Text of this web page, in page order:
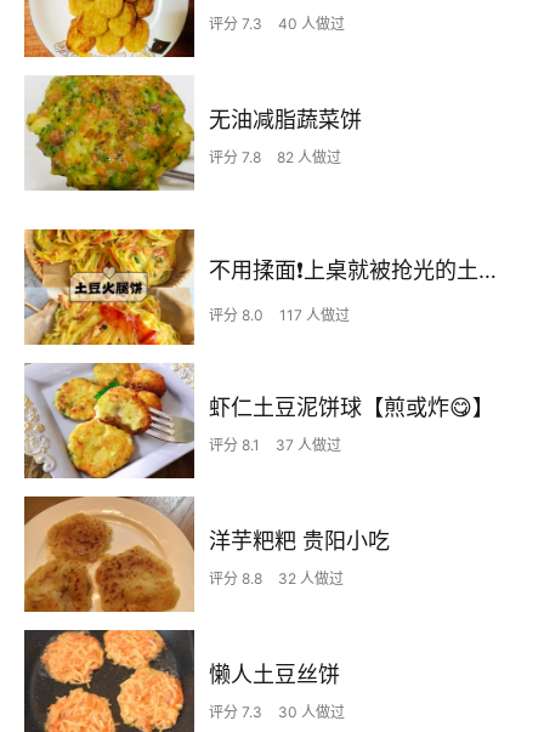
评分 7.3 40 人做过
无油减脂蔬菜饼
评分 7.8 82 人做过
不用揉面❗️上桌就被抢光的土豆火腿饼，吃一次就爱上
评分 8.0 117 人做过
虾仁土豆泥饼球【煎或炸😋】
评分 8.1 37 人做过
洋芋粑粑 贵阳小吃
评分 8.8 32 人做过
懒人土豆丝饼
评分 7.3 30 人做过